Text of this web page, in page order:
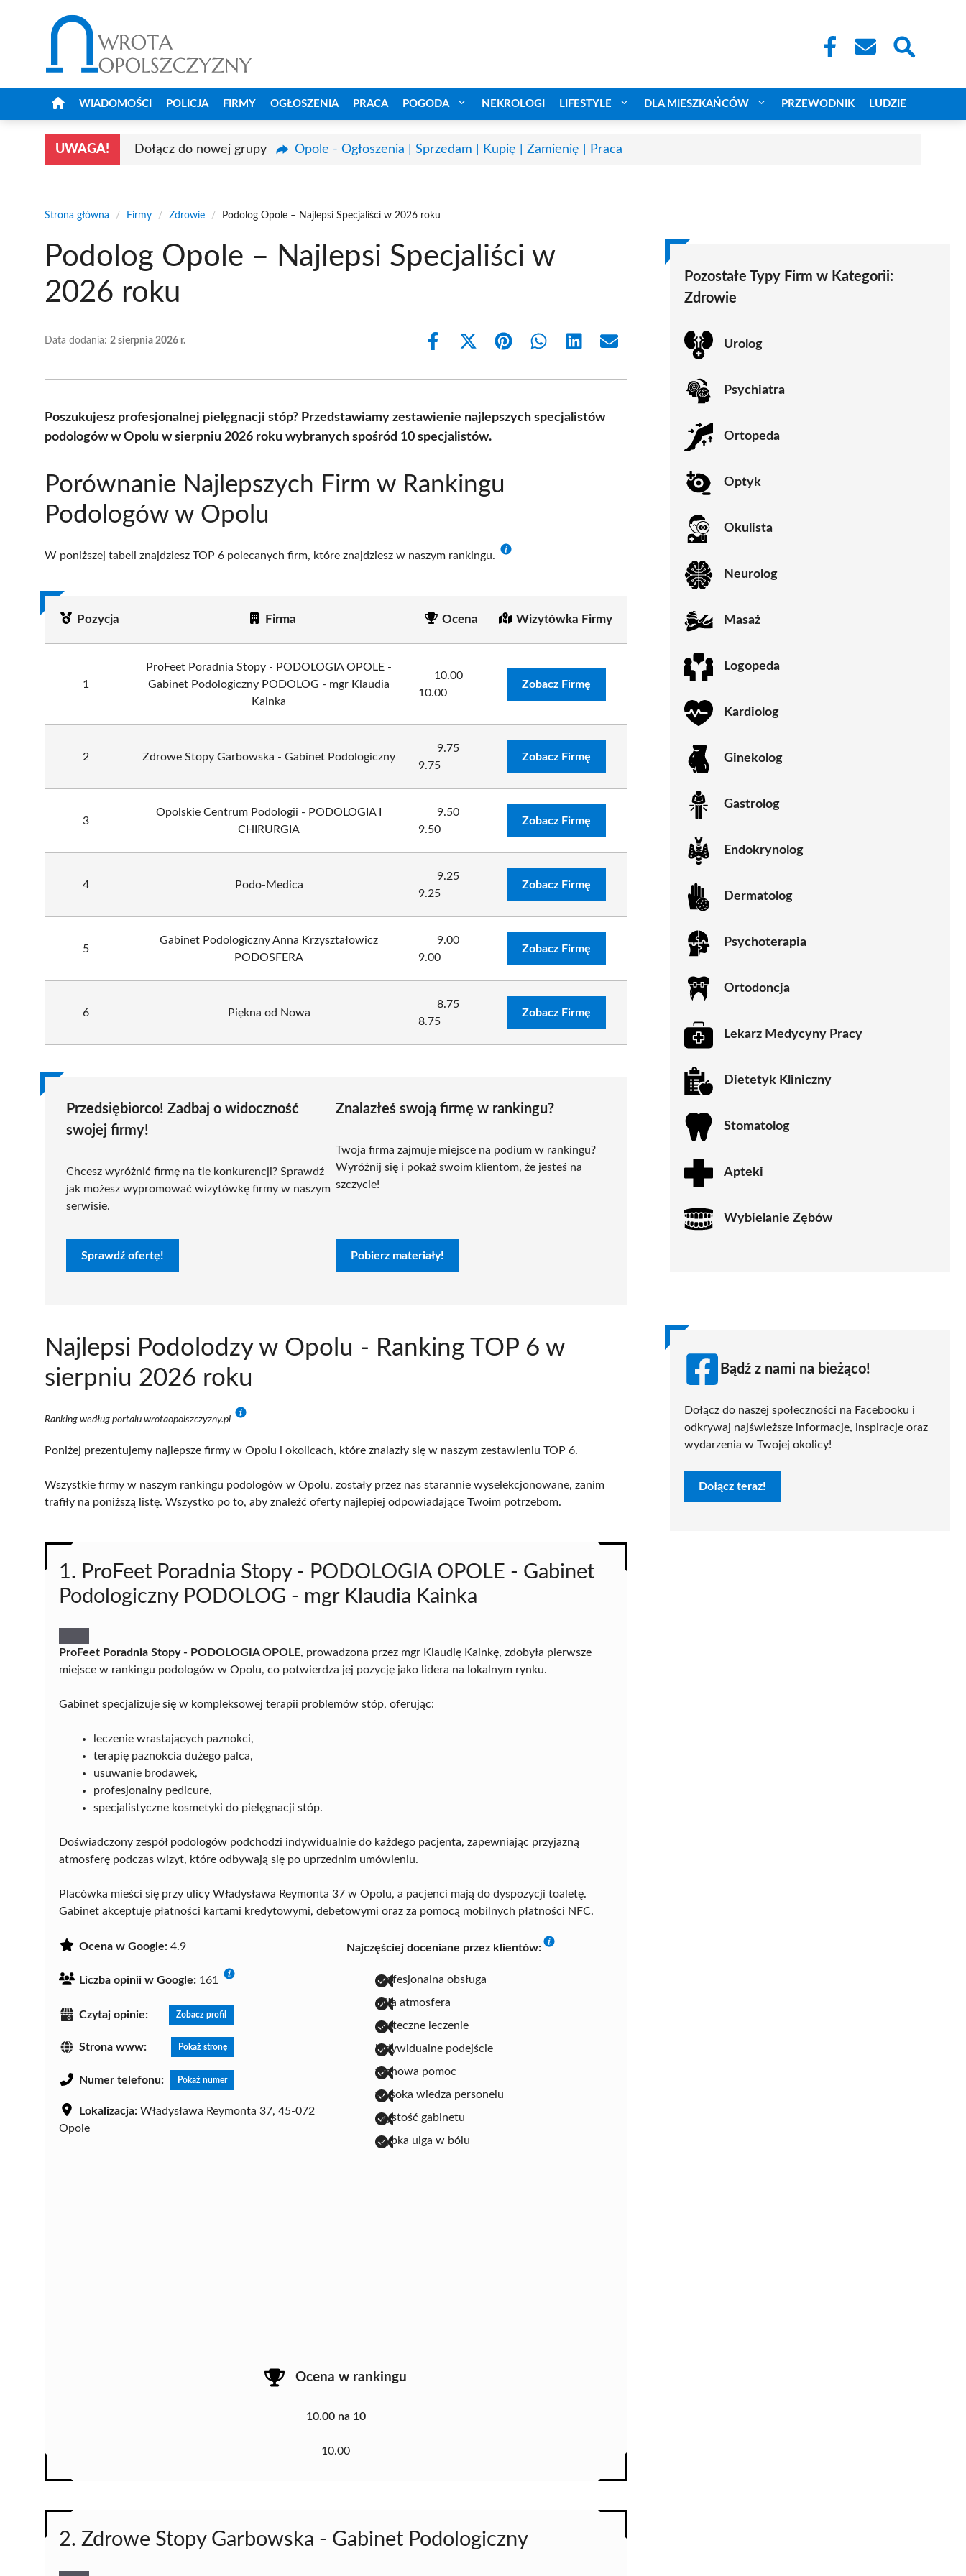
WIADOMOŚCI POLICJA FIRMY OGŁOSZENIA PRACA POGODA NEKROLOGI LIFESTYLE DLA MIESZKAŃCÓW PRZEWODNIK LUDZIE
UWAGA! Dołącz do nowej grupy Opole - Ogłoszenia | Sprzedam | Kupię | Zamienię | Praca
Strona główna / Firmy / Zdrowie / Podolog Opole – Najlepsi Specjaliści w 2026 roku
Podolog Opole – Najlepsi Specjaliści w
2026 roku
Data dodania: 2 sierpnia 2026 r.
Share
Share
(Twitter)
Share Share Share Share
Poszukujesz profesjonalnej pielęgnacji stóp? Przedstawiamy zestawienie najlepszych specjalistów
podologów w Opolu w sierpniu 2026 roku wybranych spośród 10 specjalistów.
Porównanie Najlepszych Firm w Rankingu
Podologów w Opolu
W poniższej tabeli znajdziesz TOP 6 polecanych firm, które znajdziesz w naszym rankingu.
Pozycja Firma Ocena Wizytówka Firmy
1
ProFeet Poradnia Stopy - PODOLOGIA OPOLE -
Gabinet Podologiczny PODOLOG - mgr Klaudia
Kainka
10.00
10.00
Zobacz Firmę
2 Zdrowe Stopy Garbowska - Gabinet Podologiczny
9.75
9.75
Zobacz Firmę
3
Opolskie Centrum Podologii - PODOLOGIA I
CHIRURGIA
9.50
9.50
Zobacz Firmę
4 Podo-Medica
9.25
9.25
Zobacz Firmę
5
Gabinet Podologiczny Anna Krzyształowicz
PODOSFERA
9.00
9.00
Zobacz Firmę
6 Piękna od Nowa
8.75
8.75
Zobacz Firmę
Przedsiębiorco! Zadbaj o widoczność
swojej firmy!
Chcesz wyróżnić firmę na tle konkurencji? Sprawdź
jak możesz wypromować wizytówkę firmy w naszym
serwisie.
Sprawdź ofertę!
Znalazłeś swoją firmę w rankingu?
Twoja firma zajmuje miejsce na podium w rankingu?
Wyróżnij się i pokaż swoim klientom, że jesteś na
szczycie!
Pobierz materiały!
Najlepsi Podolodzy w Opolu - Ranking TOP 6 w
sierpniu 2026 roku
Ranking według portalu wrotaopolszczyzny.pl
Poniżej prezentujemy najlepsze firmy w Opolu i okolicach, które znalazły się w naszym zestawieniu TOP 6.
Wszystkie firmy w naszym rankingu podologów w Opolu, zostały przez nas starannie wyselekcjonowane, zanim
trafiły na poniższą listę. Wszystko po to, aby znaleźć oferty najlepiej odpowiadające Twoim potrzebom.
1. ProFeet Poradnia Stopy - PODOLOGIA OPOLE - Gabinet
Podologiczny PODOLOG - mgr Klaudia Kainka
ProFeet Poradnia Stopy - PODOLOGIA OPOLE, prowadzona przez mgr Klaudię Kainkę, zdobyła pierwsze
miejsce w rankingu podologów w Opolu, co potwierdza jej pozycję jako lidera na lokalnym rynku.
Gabinet specjalizuje się w kompleksowej terapii problemów stóp, oferując:
leczenie wrastających paznokci,
terapię paznokcia dużego palca,
usuwanie brodawek,
profesjonalny pedicure,
specjalistyczne kosmetyki do pielęgnacji stóp.
Doświadczony zespół podologów podchodzi indywidualnie do każdego pacjenta, zapewniając przyjazną
atmosferę podczas wizyt, które odbywają się po uprzednim umówieniu.
Placówka mieści się przy ulicy Władysława Reymonta 37 w Opolu, a pacjenci mają do dyspozycji toaletę.
Gabinet akceptuje płatności kartami kredytowymi, debetowymi oraz za pomocą mobilnych płatności NFC.
Ocena w Google: 4.9
Liczba opinii w Google: 161
Czytaj opinie: Zobacz profil
Strona www: Pokaż stronę
Numer telefonu: Pokaż numer
Lokalizacja: Władysława Reymonta 37, 45-072
Opole
Najczęściej doceniane przez klientów:
profesjonalna obsługa
miła atmosfera
skuteczne leczenie
indywidualne podejście
fachowa pomoc
wysoka wiedza personelu
czystość gabinetu
szybka ulga w bólu
Ocena w rankingu
10.00 na 10
10.00
2. Zdrowe Stopy Garbowska - Gabinet Podologiczny
Pozostałe Typy Firm w Kategorii:
Zdrowie
Urolog
Psychiatra
Ortopeda
Optyk
Okulista
Neurolog
Masaż
Logopeda
Kardiolog
Ginekolog
Gastrolog
Endokrynolog
Dermatolog
Psychoterapia
Ortodoncja
Lekarz Medycyny Pracy
Dietetyk Kliniczny
Stomatolog
Apteki
Wybielanie Zębów
Bądź z nami na bieżąco!
Dołącz do naszej społeczności na Facebooku i
odkrywaj najświeższe informacje, inspiracje oraz
wydarzenia w Twojej okolicy!
Dołącz teraz!